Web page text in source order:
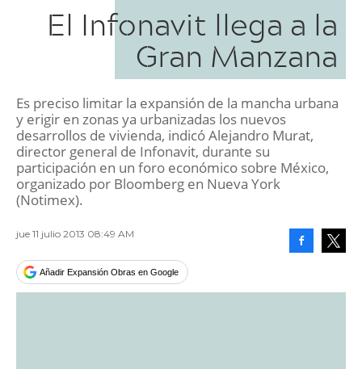
El Infonavit llega a la
Gran Manzana
Es preciso limitar la expansión de la mancha urbana
y erigir en zonas ya urbanizadas los nuevos
desarrollos de vivienda, indicó Alejandro Murat,
director general de Infonavit, durante su
participación en un foro económico sobre México,
organizado por Bloomberg en Nueva York
(Notimex).
jue 11 julio 2013 08:49 AM
Añadir Expansión Obras en Google